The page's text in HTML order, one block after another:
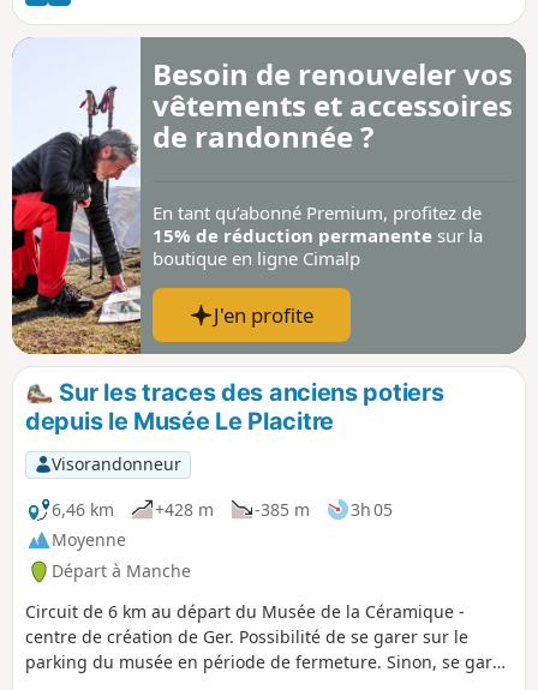
Besoin de renouveler vos
vêtements et accessoires
de randonnée ?
En tant qu’abonné Premium, profitez de
15% de réduction permanente sur la
boutique en ligne Cimalp
J'en profite
Sur les traces des anciens potiers
depuis le Musée Le Placitre
Visorandonneur
6,46 km
+428 m -385 m
3h 05
Moyenne
Départ à Manche
Circuit de 6 km au départ du Musée de la Céramique -
centre de création de Ger. Possibilité de se garer sur le
parking du musée en période de fermeture. Sinon, se garer